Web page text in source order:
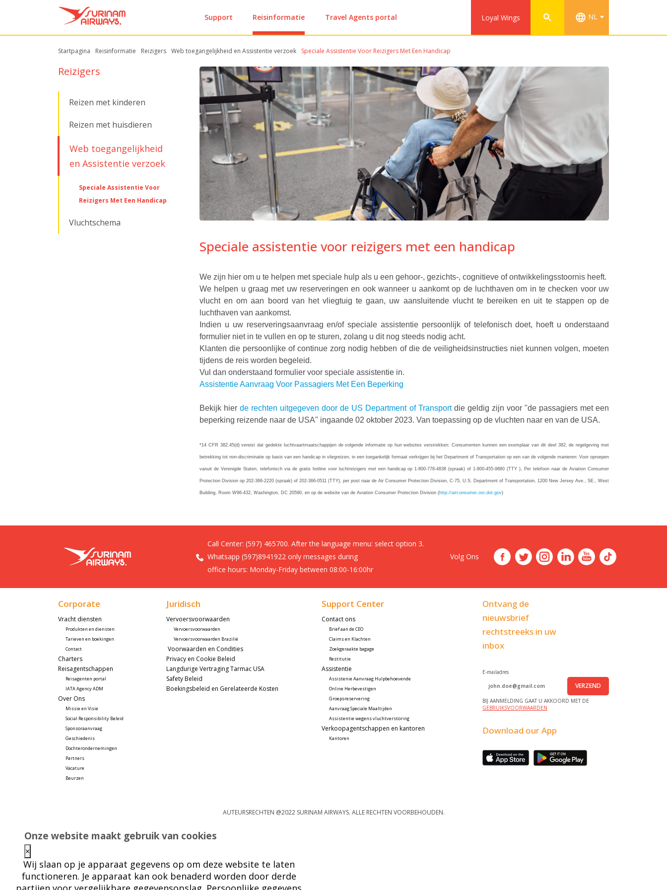
Support Reisinformatie Travel Agents portal Loyal Wings NL
Startpagina Reisinformatie Reizigers Web toegangelijkheid en Assistentie verzoek Speciale Assistentie Voor Reizigers Met Een Handicap
Reizigers
Reizen met kinderen
Reizen met huisdieren
Web toegangelijkheid
en Assistentie verzoek
Speciale Assistentie Voor
Reizigers Met Een Handicap
Vluchtschema
Speciale assistentie voor reizigers met een handicap
We zijn hier om u te helpen met speciale hulp als u een gehoor-, gezichts-, cognitieve of ontwikkelingsstoornis heeft.
We helpen u graag met uw reserveringen en ook wanneer u aankomt op de luchthaven om in te checken voor uw
vlucht en om aan boord van het vliegtuig te gaan, uw aansluitende vlucht te bereiken en uit te stappen op de
luchthaven van aankomst.
Indien u uw reserveringsaanvraag en/of speciale assistentie persoonlijk of telefonisch doet, hoeft u onderstaand
formulier niet in te vullen en op te sturen, zolang u dit nog steeds nodig acht.
Klanten die persoonlijke of continue zorg nodig hebben of die de veiligheidsinstructies niet kunnen volgen, moeten
tijdens de reis worden begeleid.
Vul dan onderstaand formulier voor speciale assistentie in.
Assistentie Aanvraag Voor Passagiers Met Een Beperking
Bekijk hierde rechten uitgegeven door de US Department of Transport die geldig zijn voor "de passagiers met een
beperking reizende naar de USA" ingaande 02 oktober 2023. Van toepassing op de vluchten naar en van de USA.
*14 CFR 382.45(d) vereist dat gedekte luchtvaartmaatschappijen de volgende informatie op hun websites verstrekken: Consumenten kunnen een exemplaar van dit deel 382, de regelgeving met
betrekking tot non-discriminatie op basis van een handicap in vliegreizen, in een toegankelijk formaat verkrijgen bij het Department of Transportation op een van de volgende manieren: Voor oproepen
vanuit de Verenigde Staten, telefonisch via de gratis hotline voor luchtreizigers met een handicap op 1-800-778-4838 (spraak) of 1-800-455-9880 (TTY ), Per telefoon naar de Aviation Consumer
Protection Division op 202-366-2220 (spraak) of 202-366-0511 (TTY), per post naar de Air Consumer Protection Division, C-75, U.S. Department of Transportation, 1200 New Jersey Ave., SE., West
Building, Room W96-432, Washington, DC 20590, en op de website van de Aviation Consumer Protection Division (http://airconsumer.ost.dot.gov)
Call Center: (597) 465700. After the language menu: select option 3.
Whatsapp (597)8941922 only messages during
office hours: Monday-Friday between 08:00-16:00hr
Volg Ons
Corporate
Vracht diensten
Produkten en diensten
Tarieven en boekingen
Contact
Charters
Reisagentschappen
Reisagenten portal
IATA Agency ADM
Over Ons
Missie en Visie
Social Responsibility Beleid
Sponsoraanvraag
Geschiedenis
Dochterondernemingen
Partners
Vacature
Beurzen
Juridisch
Vervoersvoorwaarden
Vervoersvoorwaarden
Vervoersvoorwaarden Brazilië
Voorwaarden en Condities
Privacy en Cookie Beleid
Langdurige Vertraging Tarmac USA
Safety Beleid
Boekingsbeleid en Gerelateerde Kosten
Support Center
Contact ons
Brief aan de CEO
Claims en Klachten
Zoekgeraakte bagage
Restitutie
Assistentie
Assistenie Aanvraag Hulpbehoevende
Online Herbevestigen
Groepsreservering
Aanvraag Speciale Maaltijden
Assistentie wegens vluchtverstoring
Verkoopagentschappen en kantoren
Kantoren
Ontvang de
nieuwsbrief
rechtstreeks in uw
inbox
E-mailadres
VERZEND
BIJ AANMELDING GAAT U AKKOORD MET DE
GEBRUIKSVOORWAARDEN
Download our App
AUTEURSRECHTEN @2022 SURINAM AIRWAYS. ALLE RECHTEN VOORBEHOUDEN.
Onze website maakt gebruik van cookies
×
Wij slaan op je apparaat gegevens op om deze website te laten
functioneren. Je apparaat kan ook benaderd worden door derde